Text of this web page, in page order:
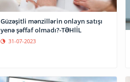
Güzəşitli mənzillərin onlayn satışı
yenə şəffaf olmadı?-TƏHlİL
31-07-2023